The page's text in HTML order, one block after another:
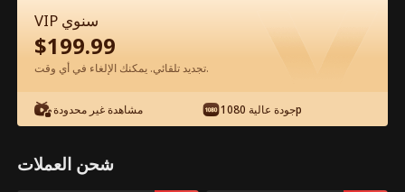
الحلقة 30 - بعد موتي احترق الجميع من الندم
الفيلم كامل
VIP سنوي
$199.99
تجديد تلقائي. يمكنك الإلغاء في أي وقت.
مشاهدة غير محدودة جودة عالية 1080p
شحن العملات